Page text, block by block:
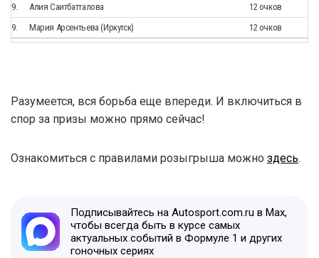
9.
Алия Саитбатталова
12 очков
9.
Мария Арсентьева (Иркутск) 12 очков
Разумеется, вся борьба еще впереди. И включиться в
спор за призы можно прямо сейчас!
Ознакомиться с правилами розыгрыша можно здесь.
Подписывайтесь на Autosport.com.ru в Max,
чтобы всегда быть в курсе самых
актуальных событий в Формуле 1 и других
гоночных сериях